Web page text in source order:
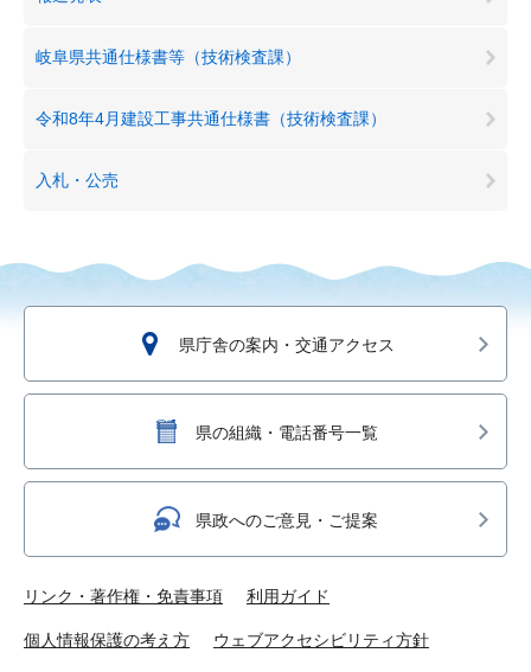
岐阜県共通仕様書等（技術検査課）
令和8年4月建設工事共通仕様書（技術検査課）
入札・公売
県庁舎の案内・交通アクセス
県の組織・電話番号一覧
県政へのご意見・ご提案
リンク・著作権・免責事項 利用ガイド
個人情報保護の考え方 ウェブアクセシビリティ方針